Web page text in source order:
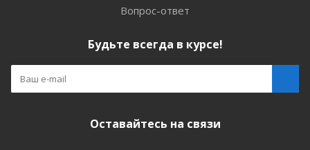
Вопрос-ответ
Будьте всегда в курсе!
Оставайтесь на связи